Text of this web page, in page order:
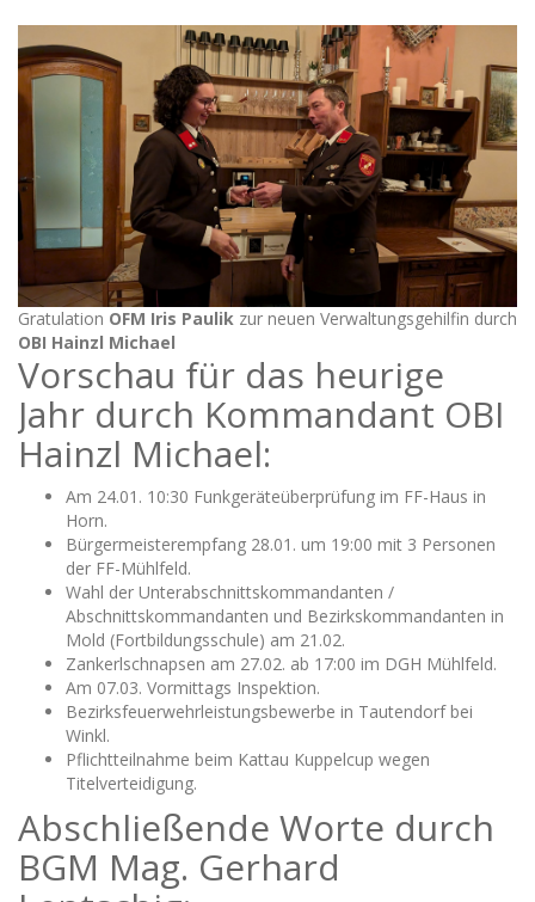
Gratulation OFM Iris Paulik zur neuen Verwaltungsgehilfin durch
OBI Hainzl Michael
Vorschau für das heurige
Jahr durch Kommandant OBI
Hainzl Michael:
Am 24.01. 10:30 Funkgeräteüberprüfung im FF-Haus in
Horn.
Bürgermeisterempfang 28.01. um 19:00 mit 3 Personen
der FF-Mühlfeld.
Wahl der Unterabschnittskommandanten /
Abschnittskommandanten und Bezirkskommandanten in
Mold (Fortbildungsschule) am 21.02.
Zankerlschnapsen am 27.02. ab 17:00 im DGH Mühlfeld.
Am 07.03. Vormittags Inspektion.
Bezirksfeuerwehrleistungsbewerbe in Tautendorf bei
Winkl.
Pflichtteilnahme beim Kattau Kuppelcup wegen
Titelverteidigung.
Abschließende Worte durch
BGM Mag. Gerhard